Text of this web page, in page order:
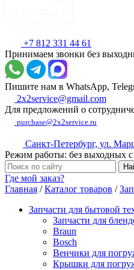
+7 812 331 44 61
Принимаем звонки без
Пишите нам в WhatsApp,
2x2service@gmail.com
Для предложений о
purchase@2x2service.ru
Санкт-Петербург, ул.
Режим работы: без выходных
Где мой заказ?
Главная /Каталог товаров /
Запчасти для бытовой
Запчасти для
Braun
Bosch
Венчики для
Крышки для